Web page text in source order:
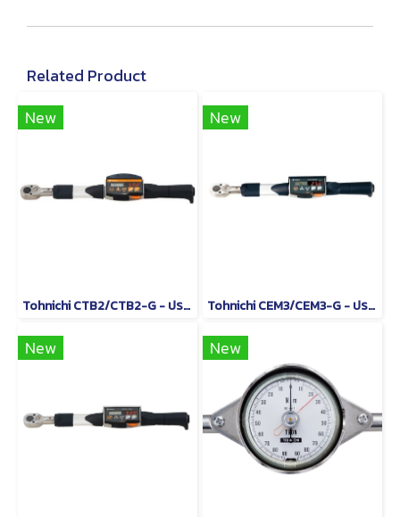
Related Product
New
Tohnichi CTB2/CTB2-G - ประแจปอนด์แบบดิจิทัล
New
Tohnichi CEM3/CEM3-G - ประแจวัดแรงบิดแบบอ่านค่าโดยตรง
New New